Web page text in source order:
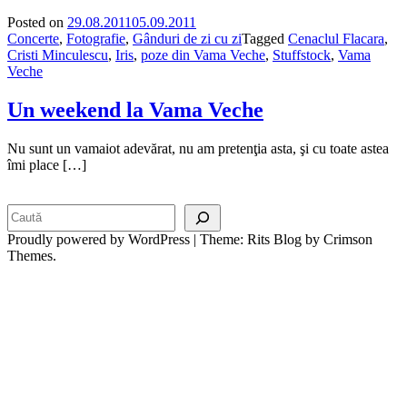
Posted on 29.08.201105.09.2011
Concerte, Fotografie, Gânduri de zi cu ziTagged Cenaclul Flacara,
Cristi Minculescu, Iris, poze din Vama Veche, Stuffstock, Vama
Veche
Un weekend la Vama Veche
Nu sunt un vamaiot adevărat, nu am pretenţia asta, şi cu toate astea
îmi place […]
Proudly powered by WordPress | Theme: Rits Blog by Crimson
Themes.